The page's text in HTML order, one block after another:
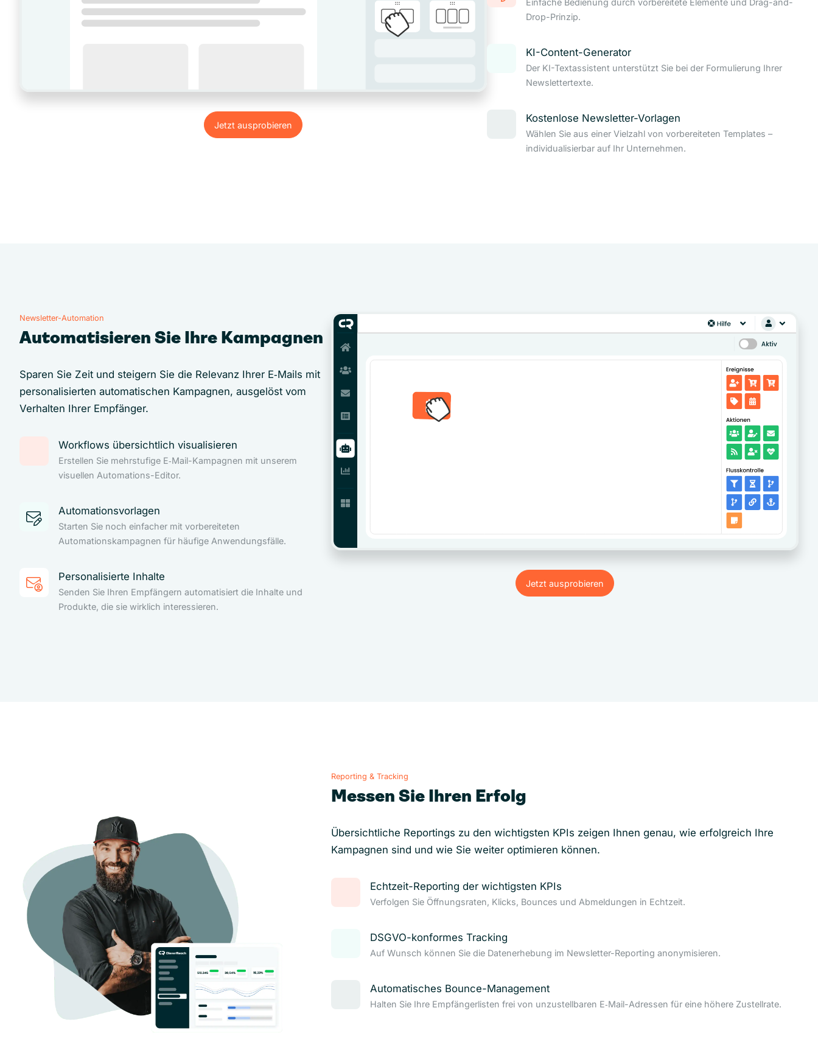
Jetzt ausprobieren
Jetzt ausprobieren
Einfache Bedienung durch vorbereitete Elemente und Drag-and-
Drop-Prinzip.
KI-Content-Generator
Der KI-Textassistent unterstützt Sie bei der Formulierung Ihrer
Newslettertexte.
Kostenlose Newsletter-Vorlagen
Wählen Sie aus einer Vielzahl von vorbereiteten Templates –
individualisierbar auf Ihr Unternehmen.
Newsletter-Automation
Automatisieren Sie Ihre Kampagnen
Sparen Sie Zeit und steigern Sie die Relevanz Ihrer E‑Mails mit
personalisierten automatischen Kampagnen, ausgelöst vom
Verhalten Ihrer Empfänger.
Workflows übersichtlich visualisieren
Erstellen Sie mehrstufige E‑Mail-Kampagnen mit unserem
visuellen Automations-Editor.
Automationsvorlagen
Starten Sie noch einfacher mit vorbereiteten
Automationskampagnen für häufige Anwendungsfälle.
Personalisierte Inhalte
Senden Sie Ihren Empfängern automatisiert die Inhalte und
Produkte, die sie wirklich interessieren.
Jetzt ausprobieren
Jetzt ausprobieren
Reporting & Tracking
Messen Sie Ihren Erfolg
Übersichtliche Reportings zu den wichtigsten KPIs zeigen Ihnen genau, wie erfolgreich Ihre
Kampagnen sind und wie Sie weiter optimieren können.
Echtzeit-Reporting der wichtigsten KPIs
Verfolgen Sie Öffnungsraten, Klicks, Bounces und Abmeldungen in Echtzeit.
DSGVO-konformes Tracking
Auf Wunsch können Sie die Datenerhebung im Newsletter-Reporting anonymisieren.
Automatisches Bounce-Management
Halten Sie Ihre Empfängerlisten frei von unzustellbaren E‑Mail-Adressen für eine höhere Zustellrate.